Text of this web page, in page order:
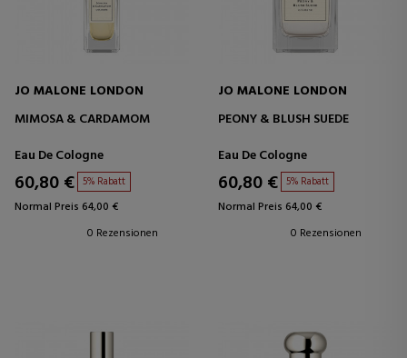
JO MALONE LONDON
MIMOSA & CARDAMOM
Eau De Cologne
60,80 € 5% Rabatt
Normal Preis 64,00 €
0 Rezensionen
JO MALONE LONDON
PEONY & BLUSH SUEDE
Eau De Cologne
60,80 € 5% Rabatt
Normal Preis 64,00 €
0 Rezensionen